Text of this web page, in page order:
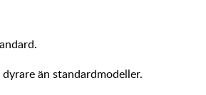
än standardmodeller.